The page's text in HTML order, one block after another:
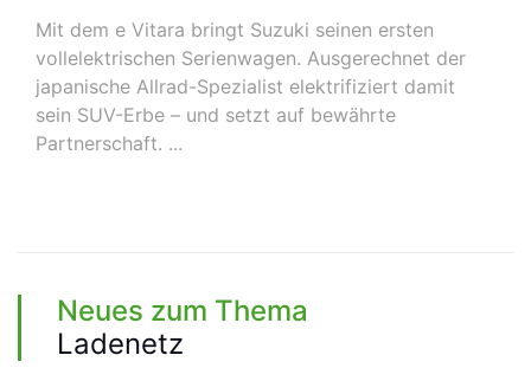
Mit dem e Vitara bringt Suzuki seinen ersten
vollelektrischen Serienwagen. Ausgerechnet der
japanische Allrad-Spezialist elektrifiziert damit
sein SUV-Erbe – und setzt auf bewährte
Partnerschaft. ...
Neues zum Thema
Ladenetz